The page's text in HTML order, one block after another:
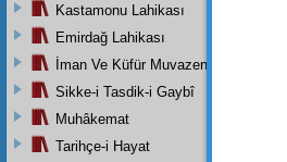
Kastamonu Lahikası
Emirdağ Lahikası
İman Ve Küfür Muvazeneleri
Sikke-i Tasdik-i Gaybî
Muhâkemat
Tarihçe-i Hayat